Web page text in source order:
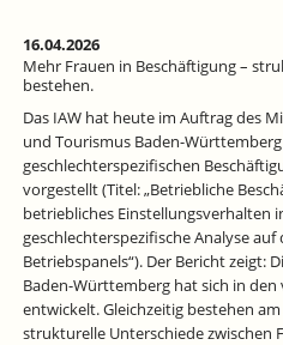
16.04.2026
Mehr Frauen in Beschäftigung –
bestehen.
Das IAW hat heute im Auftrag des
und Tourismus Baden-
geschlechterspezifischen
vorgestellt (Titel: „Betriebliche
betriebliches Einstellungsverhalten
geschlechterspezifische Analyse auf
Betriebspanels“). Der Bericht zeigt:
Baden-Württemberg hat sich in den
entwickelt. Gleichzeitig bestehen
strukturelle Unterschiede zwischen